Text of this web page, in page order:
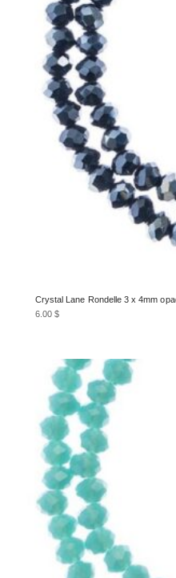
Crystal Lane Rondelle 3 x 4mm
6.00$